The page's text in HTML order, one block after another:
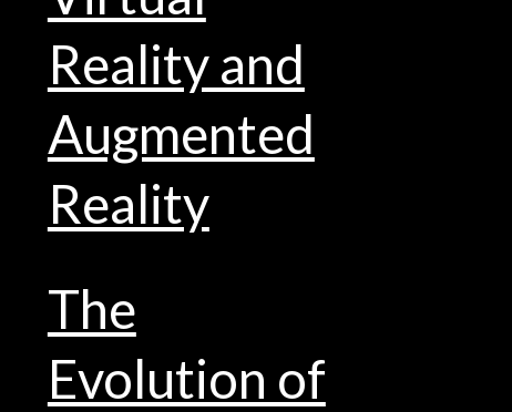
Reality and
Augmented
Reality
The
Evolution of